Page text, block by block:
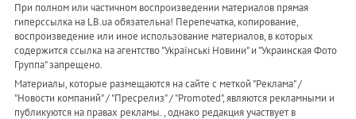
При полном или частичном воспроизведении материалов прямая
гиперссылка на LB.ua обязательна! Перепечатка, копирование,
воспроизведение или иное использование материалов, в которых
содержится ссылка на агентство "Українськi Новини" и "Украинская Фото
Группа" запрещено.
Материалы, которые размещаются на сайте с меткой "Реклама" /
"Новости компаний" / "Пресрелиз" / "Promoted", являются рекламными и
публикуются на правах рекламы. , однако редакция участвует в